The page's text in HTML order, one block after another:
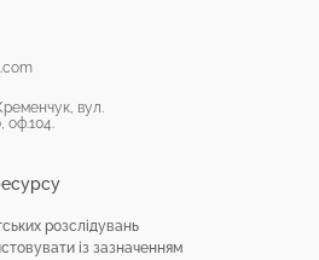
розслідувань
із зазначенням
вул.
оф.104.